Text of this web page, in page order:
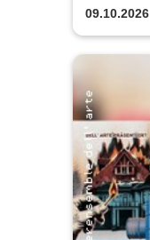
Proust
09.10.2026